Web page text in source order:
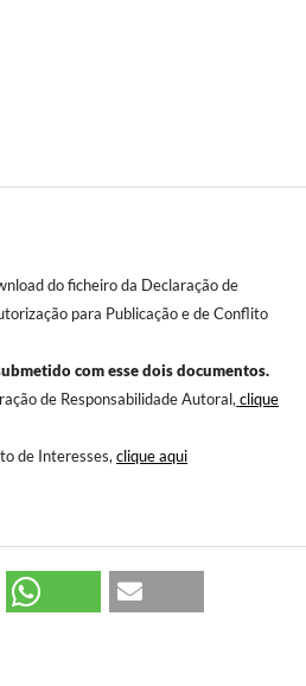
do ficheiro da Declaração de
para Publicação e de Conflito
com esse dois documentos.
de Responsabilidade Autoral, clique
de Interesses, clique aqui